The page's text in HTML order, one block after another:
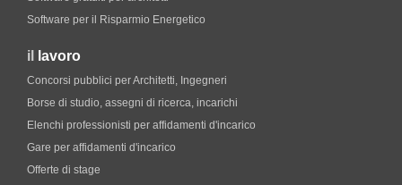
Software per il Risparmio Energetico
il lavoro
Concorsi pubblici per Architetti, Ingegneri
Borse di studio, assegni di ricerca, incarichi
Elenchi professionisti per affidamenti d'incarico
Gare per affidamenti d'incarico
Offerte di stage